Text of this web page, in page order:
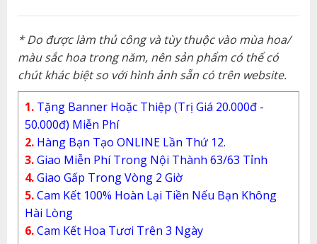
* Do được làm thủ công và tùy thuộc vào mùa hoa/
màu sắc hoa trong năm, nên sản phẩm có thể có
chút khác biệt so với hình ảnh sẵn có trên website.
1. Tặng Banner Hoặc Thiệp (Trị Giá 20.000đ -
50.000đ) Miễn Phí
2. Hàng Bạn Tạo ONLINE Lần Thứ 12.
3.Giao Miễn Phí Trong Nội Thành 63/63 Tỉnh
4.Giao Gấp Trong Vòng 2 Giờ
5.Cam Kết 100% Hoàn Lại Tiền Nếu Bạn Không
Hài Lòng
6.Cam Kết Hoa Tươi Trên 3 Ngày